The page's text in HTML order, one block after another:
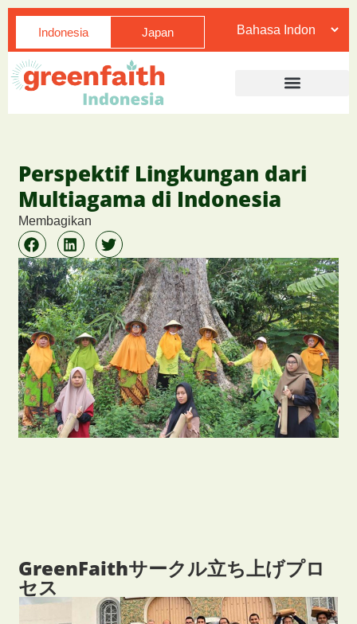
Indonesia Japan
Perspektif Lingkungan dari
Multiagama di Indonesia
Membagikan
GreenFaithサークル立ち上げプロ
セス